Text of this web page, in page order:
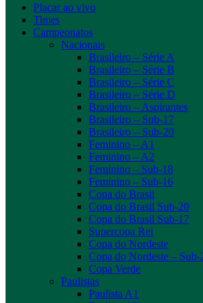
Placar ao vivo
Times
Campeonatos
Nacionais
Brasileiro – Série A
Brasileiro – Série B
Brasileiro – Série C
Brasileiro – Série D
Brasileiro – Aspirantes
Brasileiro – Sub-17
Brasileiro – Sub-20
Feminino – A1
Feminino – A2
Feminino – Sub-18
Feminino – Sub-16
Copa do Brasil
Copa do Brasil Sub-20
Copa do Brasil Sub-17
Supercopa Rei
Copa do Nordeste
Copa do Nordeste – Sub-
Copa Verde
Paulistas
Paulista A1